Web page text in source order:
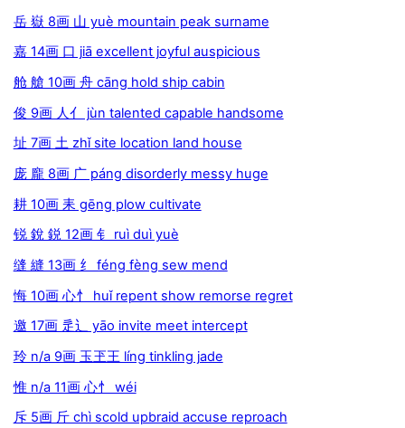
岳 嶽 8画 山 yuè mountain peak surname
嘉 14画 口 jiā excellent joyful auspicious
舱 艙 10画 舟 cāng hold ship cabin
俊 9画 人亻 jùn talented capable handsome
址 7画 土 zhǐ site location land house
庞 龐 8画 广 páng disorderly messy huge
耕 10画 耒 gēng plow cultivate
锐 銳 鋭 12画 钅 ruì duì yuè
缝 縫 13画 纟 féng fèng sew mend
悔 10画 心忄 huǐ repent show remorse regret
邀 17画 辵辶 yāo invite meet intercept
玲 n/a 9画 玉玊王 líng tinkling jade
惟 n/a 11画 心忄 wéi
斥 5画 斤 chì scold upbraid accuse reproach